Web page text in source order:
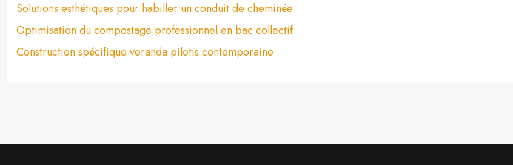
Solutions esthétiques pour habiller un conduit de cheminée
Optimisation du compostage professionnel en bac collectif
Construction spécifique veranda pilotis contemporaine